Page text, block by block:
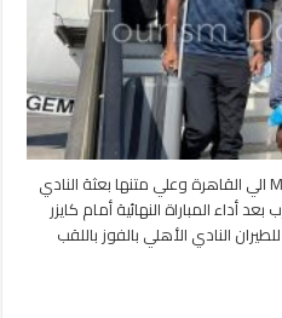
تصل
مطار
القاهرة
ومصر
للطيران
تهنئ
مغلقة
وصلت رحلة مصر للطيران رقم MS3201 الي القاهرة وعلي متنها بعثة النادي
أداء المباراة النهائية أمام كايزر
النادي الأهلي بالفوز باللقب